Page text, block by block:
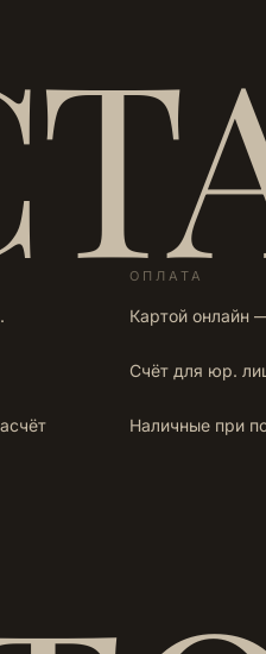
ОПЛАТА
Картой онлайн
Счёт для юр.
Наличные при